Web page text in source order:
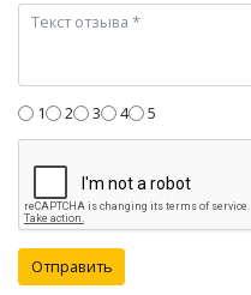
1 2 3 4 5
Отправить